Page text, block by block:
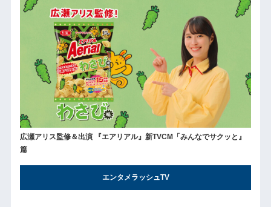
広瀬アリス監修＆出演 『エアリアル』新TVCM「みんなでサクッと』
篇
エンタメラッシュTV